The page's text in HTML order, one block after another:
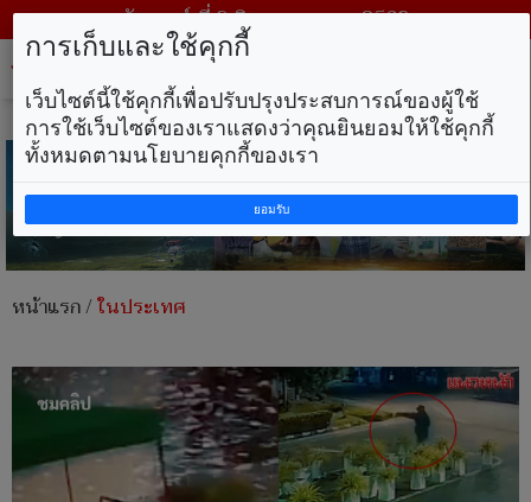
วันเสาร์ ที่ 8 สิงหาคม พ.ศ. 2569
หน้าแรก/ในประเทศ
การเก็บและใช้คุกกี้
เว็บไซต์นี้ใช้คุกกี้เพื่อปรับปรุงประสบการณ์ของผู้ใช้
การใช้เว็บไซต์ของเราแสดงว่าคุณยินยอมให้ใช้คุกกี้
ทั้งหมดตามนโยบายคุกกี้ของเรา
ยอมรับ